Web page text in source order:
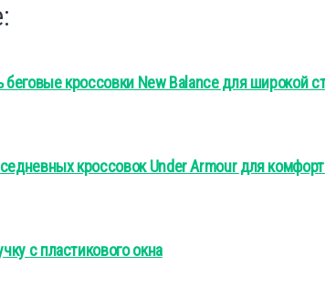
беговые кроссовки New Balance для широкой
кроссовок Under Armour для
с пластикового окна